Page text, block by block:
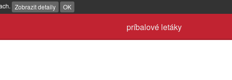
Zobrazit detaily OK
príbalové letáky